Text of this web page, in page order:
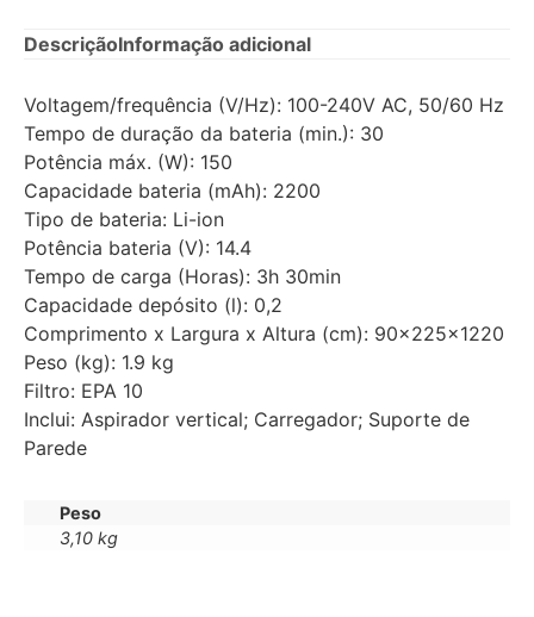
DescriçãoInformação adicional
Voltagem/frequência (V/Hz): 100-240V AC, 50/60 Hz
Tempo de duração da bateria (min.): 30
Potência máx. (W): 150
Capacidade bateria (mAh): 2200
Tipo de bateria: Li-ion
Potência bateria (V): 14.4
Tempo de carga (Horas): 3h 30min
Capacidade depósito (l): 0,2
Comprimento x Largura x Altura (cm): 90x225x1220
Peso (kg): 1.9 kg
Filtro: EPA 10
Inclui: Aspirador vertical; Carregador; Suporte de
Parede
Peso
3,10 kg